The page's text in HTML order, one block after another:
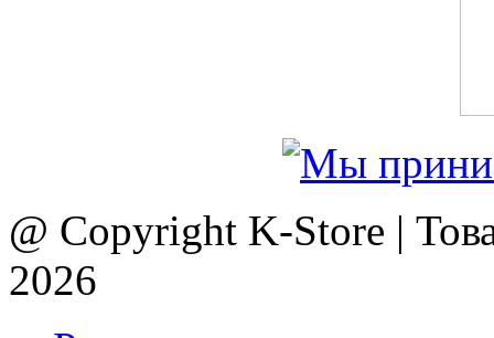
@ Copyright K-Store |
2026